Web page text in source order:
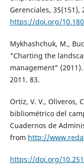
Gerenciales, 35(151),
https://doi.org/
Mykhashchuk, M.,
"Charting the
management"
2011. 83.
Ortiz, V. V., Oliveros,
bibliométrico del
Cuadernos de
from http://
https://doi.org/